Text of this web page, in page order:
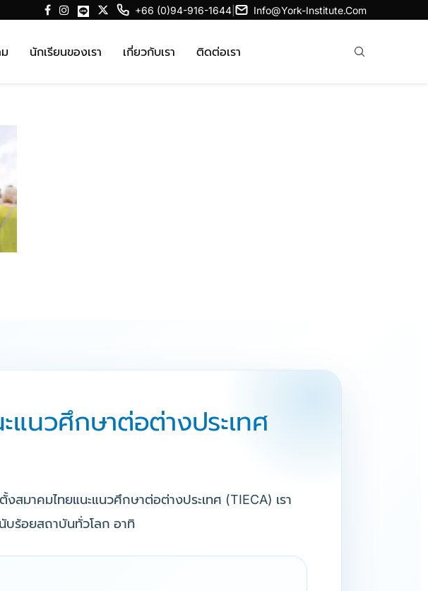
+66 (0)94-916-1644 Info@york-Institute.com
นักเรียนของเรา เกี่ยวกับเรา ติดต่อเรา
แนวศึกษาต่อต่างประเทศ
มาคมไทยแนะแนวศึกษาต่อต่างประเทศ (TIECA) เรา
บร้อยสถาบันทั่วโลก อาทิ